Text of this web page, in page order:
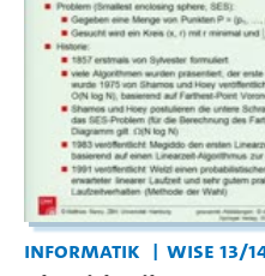
Informatik WiSe 13/